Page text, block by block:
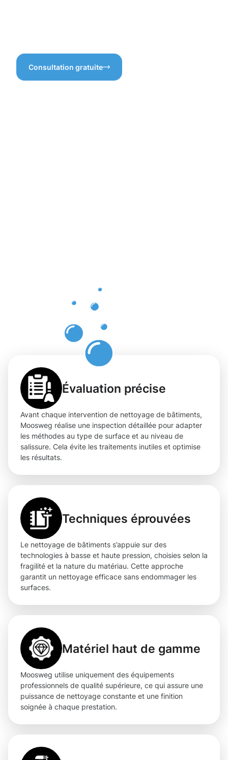
Consultation gratuite
Évaluation précise
Avant chaque intervention de nettoyage de bâtiments,
Moosweg réalise une inspection détaillée pour adapter
les méthodes au type de surface et au niveau de
salissure. Cela évite les traitements inutiles et optimise
les résultats.
Techniques éprouvées
Le nettoyage de bâtiments s’appuie sur des
technologies à basse et haute pression, choisies selon la
fragilité et la nature du matériau. Cette approche
garantit un nettoyage efficace sans endommager les
surfaces.
Matériel haut de gamme
Moosweg utilise uniquement des équipements
professionnels de qualité supérieure, ce qui assure une
puissance de nettoyage constante et une finition
soignée à chaque prestation.